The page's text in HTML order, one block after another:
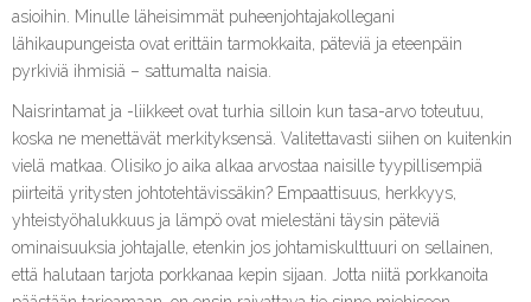
asioihin. Minulle läheisimmät puheenjohtajakollegani
lähikaupungeista ovat erittäin tarmokkaita, päteviä ja eteenpäin
pyrkiviä ihmisiä – sattumalta naisia.
Naisrintamat ja -liikkeet ovat turhia silloin kun tasa-arvo toteutuu,
koska ne menettävät merkityksensä. Valitettavasti siihen on kuitenkin
vielä matkaa. Olisiko jo aika alkaa arvostaa naisille tyypillisempiä
piirteitä yritysten johtotehtävissäkin? Empaattisuus, herkkyys,
yhteistyöhalukkuus ja lämpö ovat mielestäni täysin päteviä
ominaisuuksia johtajalle, etenkin jos johtamiskulttuuri on sellainen,
että halutaan tarjota porkkanaa kepin sijaan. Jotta niitä porkkanoita